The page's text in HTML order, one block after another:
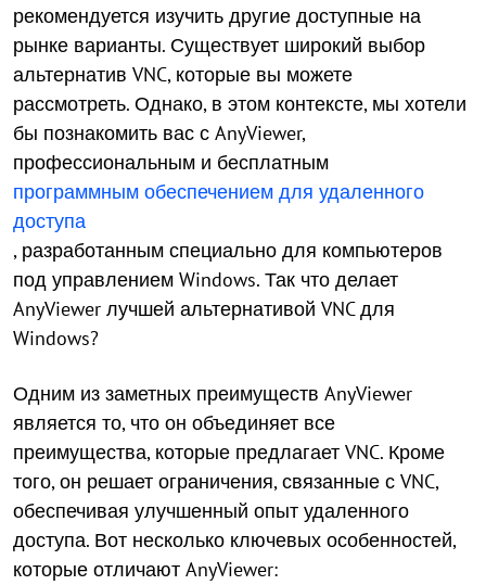
рекомендуется изучить другие доступные на
рынке варианты. Существует широкий выбор
альтернатив VNC, которые вы можете
рассмотреть. Однако, в этом контексте, мы хотели
бы познакомить вас с AnyViewer,
профессиональным и бесплатным
программным обеспечением для удаленного
доступа
, разработанным специально для компьютеров
под управлением Windows. Так что делает
AnyViewer лучшей альтернативой VNC для
Windows?
Одним из заметных преимуществ AnyViewer
является то, что он объединяет все
преимущества, которые предлагает VNC. Кроме
того, он решает ограничения, связанные с VNC,
обеспечивая улучшенный опыт удаленного
доступа. Вот несколько ключевых особенностей,
которые отличают AnyViewer: